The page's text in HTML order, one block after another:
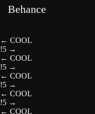
Behance
← COOL
!5 →
← COOL
!5 →
← COOL
!5 →
← COOL
!5 →
← COOL